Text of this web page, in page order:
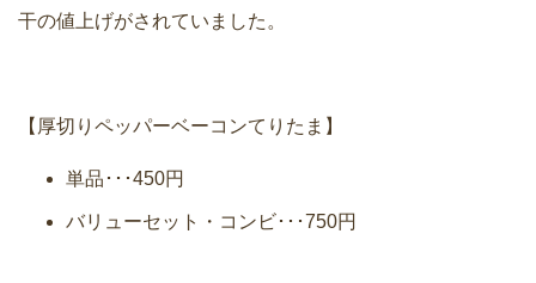
干の値上げがされていました。
【厚切りペッパーベーコンてりたま】
単品･･･450円
バリューセット・コンビ･･･750円